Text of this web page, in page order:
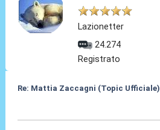
Lazionetter
24.274
Registrato
Re: Mattia Zaccagni (Topic Ufficiale)